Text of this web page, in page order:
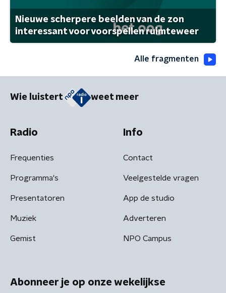
Nieuwe scherpere beelden van de zon
interessant voor voorspellen ruimteweer
Alle fragmenten
Wie luistert weet meer
Radio
Frequenties
Programma's
Presentatoren
Muziek
Gemist
Info
Contact
Veelgestelde vragen
App de studio
Adverteren
NPO Campus
Abonneer je op onze wekelijkse